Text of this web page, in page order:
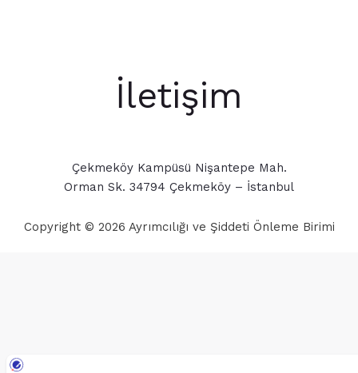
İletişim
Çekmeköy Kampüsü Nişantepe Mah.
Orman Sk. 34794 Çekmeköy – İstanbul
Copyright © 2026 Ayrımcılığı ve Şiddeti Önleme Birimi